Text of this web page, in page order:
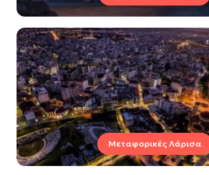
Μεταφορικές Λάρισα